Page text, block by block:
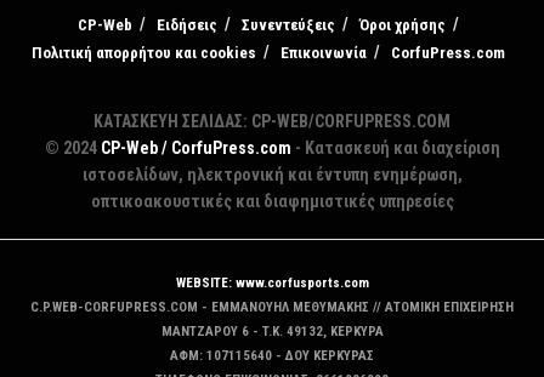
CP-Web Ειδήσεις Συνεντεύξεις
Όροι χρήσης
Πολιτική απορρήτου και cookies
Επικοινωνία CorfuPress.com
ΚΑΤΑΣΚΕΥΗ ΣΕΛΙΔΑΣ: CP-WEB/CORFUPRESS.COM
© 2024 CP-Web / CorfuPress.com - Κατασκευή και διαχείριση
ιστοσελίδων, ηλεκτρονική και έντυπη ενημέρωση,
οπτικοακουστικές και διαφημιστικές υπηρεσίες
WEBSITE: www.corfusports.com
C.P.WEB-CORFUPRESS.COM - ΕΜΜΑΝΟΥΗΛ ΜΕΘΥΜΑΚΗΣ // ΑΤΟΜΙΚΗ ΕΠΙΧΕΙΡΗΣΗ
MANTZAΡΟΥ 6 - T.K. 49132, ΚΕΡΚΥΡΑ
ΑΦΜ: 107115640 - ΔΟΥ ΚΕΡΚΥΡΑΣ